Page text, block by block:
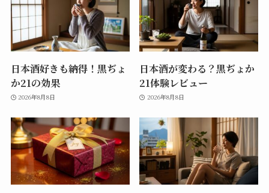
日本酒好きも納得！黒ぢょ
か21の効果
2026年8月8日
日本酒が変わる？黒ぢょか
21体験レビュー
2026年8月8日